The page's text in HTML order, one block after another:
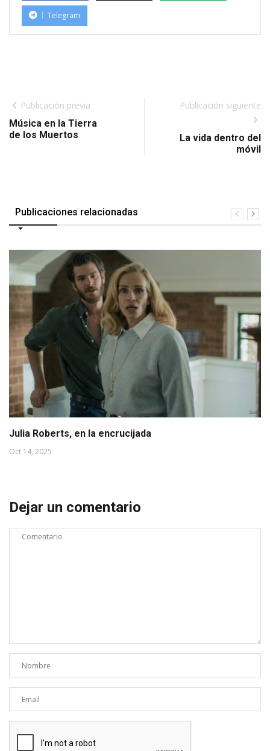
Telegram
Publicación previa
Música en la Tierra
de los Muertos
Publicación siguiente
La vida dentro del
móvil
Publicaciones relacionadas
Julia Roberts, en la encrucijada
Oct 14, 2025
Dejar un comentario